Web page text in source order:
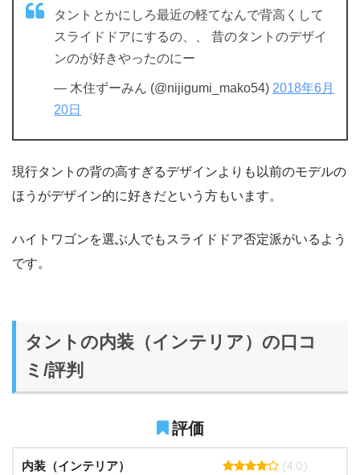
タントとかにしろ最近の軽てなんで背高くして
スライドドアにするの、、 昔のタントのデザイ
ンのが好きやったのにー
— 木住ずーみん (@nijigumi_mako54) 2018年6月
20日
現行タントの背の高すぎるデザインよりも以前のモデルの
ほうがデザイン的に好きだという方もいます。
ハイトワゴンを選ぶ人でもスライドドア否定派がいるよう
です。
タントの内装（インテリア）の口コ
ミ/評判
評価
内装（インテリア） (4.0)